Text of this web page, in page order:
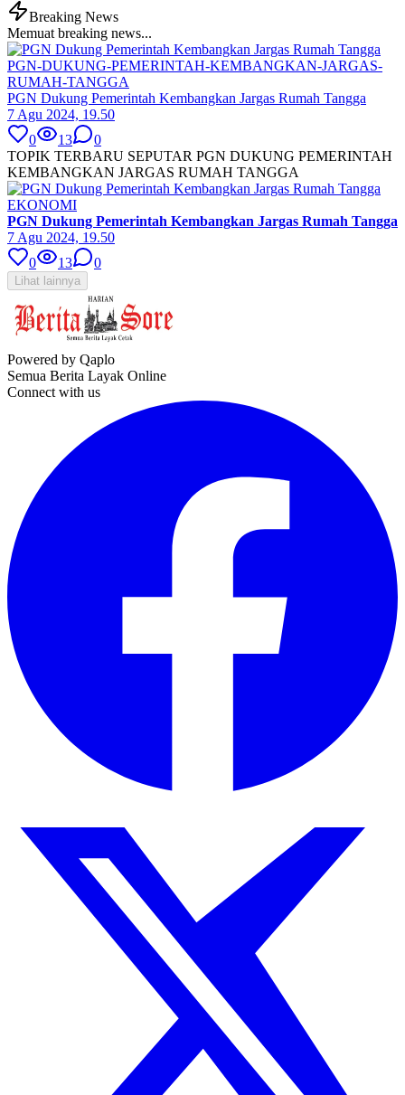
Breaking News
Memuat breaking news...
PGN-DUKUNG-PEMERINTAH-KEMBANGKAN-JARGAS-
RUMAH-TANGGA
PGN Dukung Pemerintah Kembangkan Jargas Rumah Tangga
7 Agu 2024, 19.50
0
13
0
TOPIK TERBARU SEPUTAR PGN DUKUNG PEMERINTAH
KEMBANGKAN JARGAS RUMAH TANGGA
EKONOMI
PGN Dukung Pemerintah Kembangkan Jargas Rumah Tangga
7 Agu 2024, 19.50
0
13 0
Lihat lainnya
Powered by Qaplo
Semua Berita Layak Online
Connect with us